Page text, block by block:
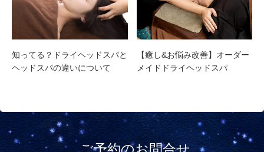
知ってる？ドライヘッドスパと
ヘッドスパの違いについて
【癒し&お悩み改善】オーダー
メイドドライヘッドスパ